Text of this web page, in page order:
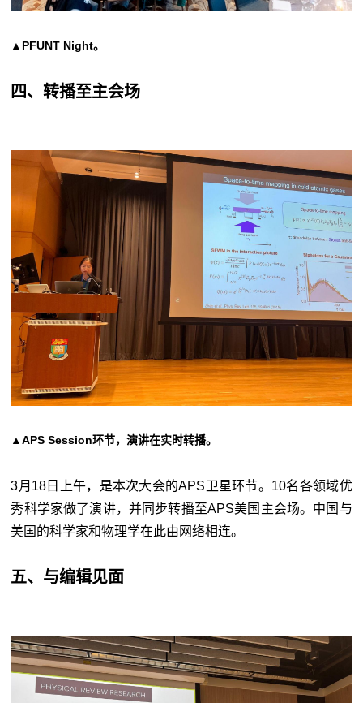
▲ PFUNT Night。
四、转播至主会场
▲APS Session环节，演讲在实时转播。
3月18日上午，是本次大会的APS卫星环节。10名各领域优
秀科学家做了演讲，并同步转播至APS美国主会场。中国与
美国的科学家和物理学在此由网络相连。
五、与编辑见面